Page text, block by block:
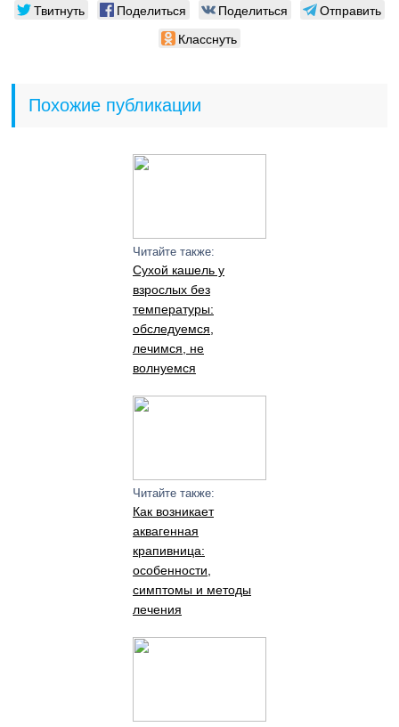
Твитнуть Поделиться Поделиться
Отправить
Класснуть
Похожие публикации
Читайте также:
Сухой кашель у
взрослых без
температуры:
обследуемся,
лечимся, не
волнуемся
Читайте также:
Как возникает
аквагенная
крапивница:
особенности,
симптомы и методы
лечения